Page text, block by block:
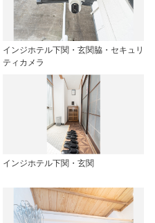
インジホテル下関・玄関脇・セキュリ
ティカメラ
インジホテル下関・玄関